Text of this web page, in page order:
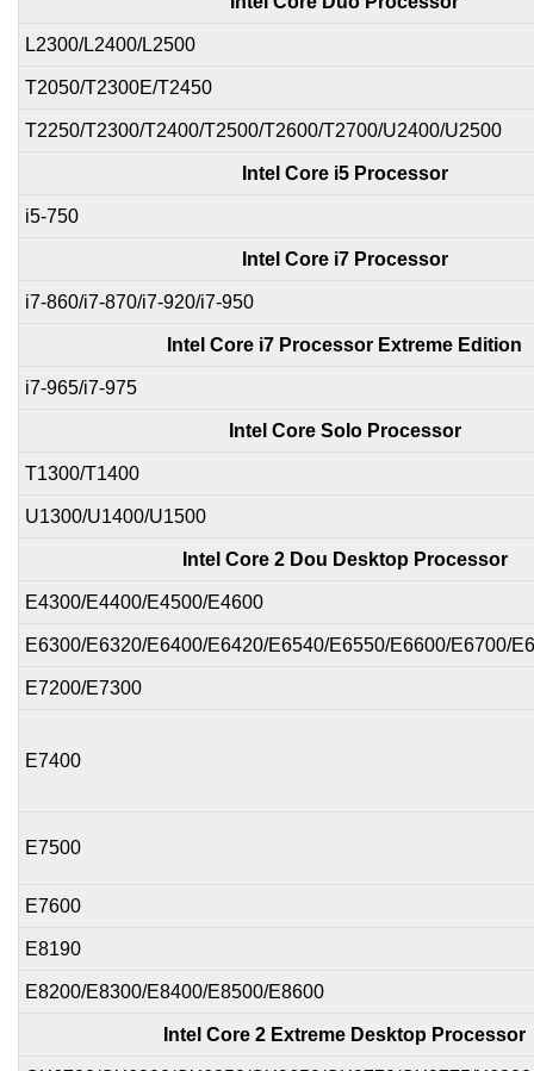
L2300/L2400/L2500
T2050/T2300E/T2450
T2250/T2300/T2400/T2500/T2600/T2700/U2400/U2500
Intel Core i5 Processor
i5-750
Intel Core i7 Processor
i7-860/i7-870/i7-920/i7-950
Intel Core i7 Processor Extreme Edition
i7-965/i7-975
Intel Core Solo Processor
T1300/T1400
U1300/U1400/U1500
Intel Core 2 Dou Desktop Processor
E4300/E4400/E4500/E4600
E6300/E6320/E6400/E6420/E6540/E6550/E6600/E6700/
E7200/E7300
E7400
E7500
E7600
E8190
E8200/E8300/E8400/E8500/E8600
Intel Core 2 Extreme Desktop Processor